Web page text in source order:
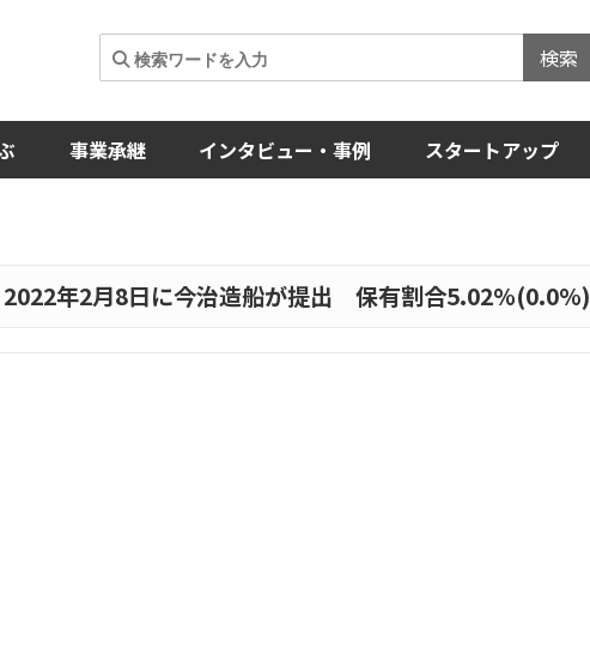
検索
事業承継 インタビュー・事例 スタートアップ
年2月8日に今治造船が提出 保有割合5.02%(0.0%)